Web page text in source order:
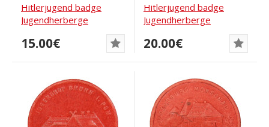
Hitlerjugend badge
Jugendherberge
15.00€
Hitlerjugend badge
Jugendherberge
20.00€